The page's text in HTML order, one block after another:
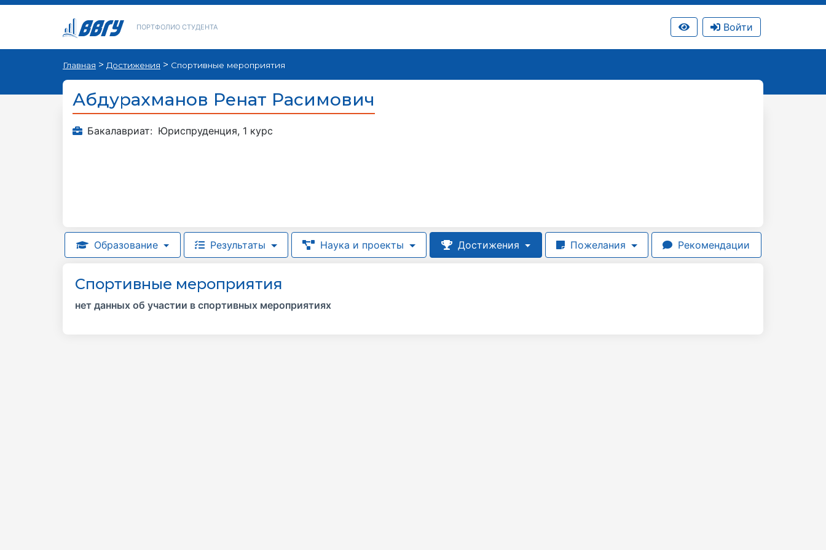
ПОРТФОЛИО СТУДЕНТА Войти
Главная > Достижения > Спортивные мероприятия
Абдурахманов Ренат Расимович
Бакалавриат: Юриспруденция, 1 курс
Образование Результаты Наука и проекты Достижения Пожелания Рекомендации
Спортивные мероприятия
нет данных об участии в спортивных мероприятиях